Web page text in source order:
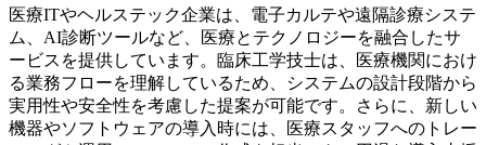
医療ITやヘルステック企業は、電子カルテや遠隔診療システ
ム、AI診断ツールなど、医療とテクノロジーを融合したサ
ービスを提供しています。臨床工学技士は、医療機関におけ
る業務フローを理解しているため、システムの設計段階から
実用性や安全性を考慮した提案が可能です。さらに、新しい
機器やソフトウェアの導入時には、医療スタッフへのトレー